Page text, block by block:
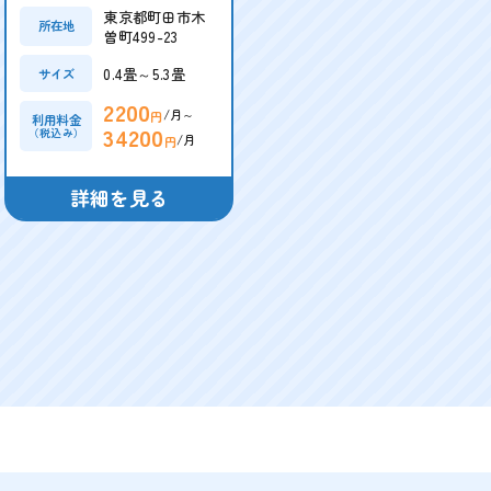
所在地
東京都町田市木
曽町499-23
サイズ 0.4畳～5.3畳
利用料金
（税込み）
2200円/月～
34200円/月
詳細を見る